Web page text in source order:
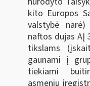
kito Europos
valstybė
naftos dujas AĮ
tikslams
gaunami į
tiekiami
asmeniu